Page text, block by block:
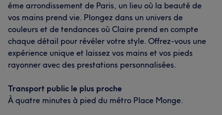
éme arrondissement de Paris, un lieu où la beauté de
vos mains prend vie. Plongez dans un univers de
couleurs et de tendances où Claire prend en compte
chaque détail pour révéler votre style. Offrez-vous une
expérience unique et laissez vos mains et vos pieds
rayonner avec des prestations personnalisées.
Transport public le plus proche
À quatre minutes à pied du métro Place Monge.